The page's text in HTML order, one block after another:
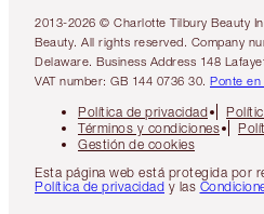
2013-2026 © Charlotte Tilbury Beauty
Beauty. All rights reserved. Company
Delaware. Business Address 148
VAT number: GB 144 0736 30. Ponte
Política de privacidad
Términos y condiciones
Gestión de cookies
Esta página web está protegida por
Política de privacidad y las